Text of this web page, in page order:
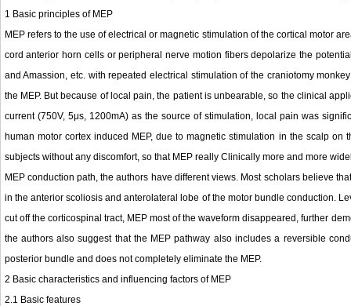
1 Basic principles of MEP
MEP refers to the use of electrical or magnetic stimulation of the cortical motor
cord anterior horn cells or peripheral nerve motion fibers depolarize the
and Amassion, etc. with repeated electrical stimulation of the craniotomy
the MEP. But because of local pain, the patient is unbearable, so the clinical
current (750V, 5μs, 1200mA) as the source of stimulation, local pain was
human motor cortex induced MEP, due to magnetic stimulation in the scalp
subjects without any discomfort, so that MEP really Clinically more and more
MEP conduction path, the authors have different views. Most scholars believe
in the anterior scoliosis and anterolateral lobe of the motor bundle conduction.
cut off the corticospinal tract, MEP most of the waveform disappeared, further
the authors also suggest that the MEP pathway also includes a reversible
posterior bundle and does not completely eliminate the MEP.
2 Basic characteristics and influencing factors of MEP
2.1 Basic features